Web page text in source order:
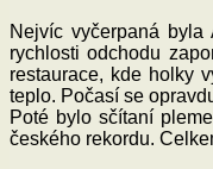
Nejvíc vyčerpaná
rychlosti odchodu
restaurace, kde holky
teplo. Počasí se
Poté bylo sčítaní
českého rekordu.